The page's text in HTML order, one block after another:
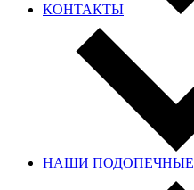
КОНТАКТЫ
НАШИ ПОДОПЕЧНЫЕ